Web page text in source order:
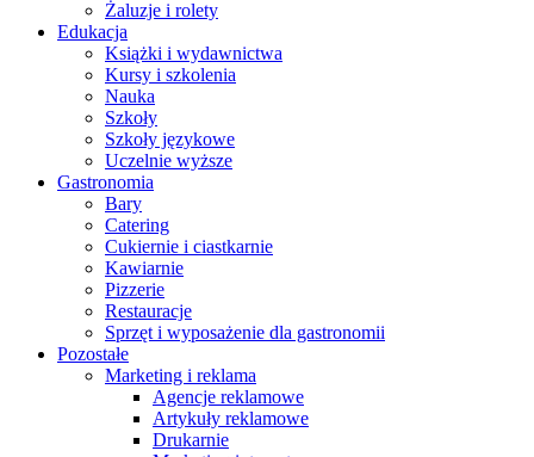
Żaluzje i rolety
Edukacja
Książki i wydawnictwa
Kursy i szkolenia
Nauka
Szkoły
Szkoły językowe
Uczelnie wyższe
Gastronomia
Bary
Catering
Cukiernie i ciastkarnie
Kawiarnie
Pizzerie
Restauracje
Sprzęt i wyposażenie dla gastronomii
Pozostałe
Marketing i reklama
Agencje reklamowe
Artykuły reklamowe
Drukarnie